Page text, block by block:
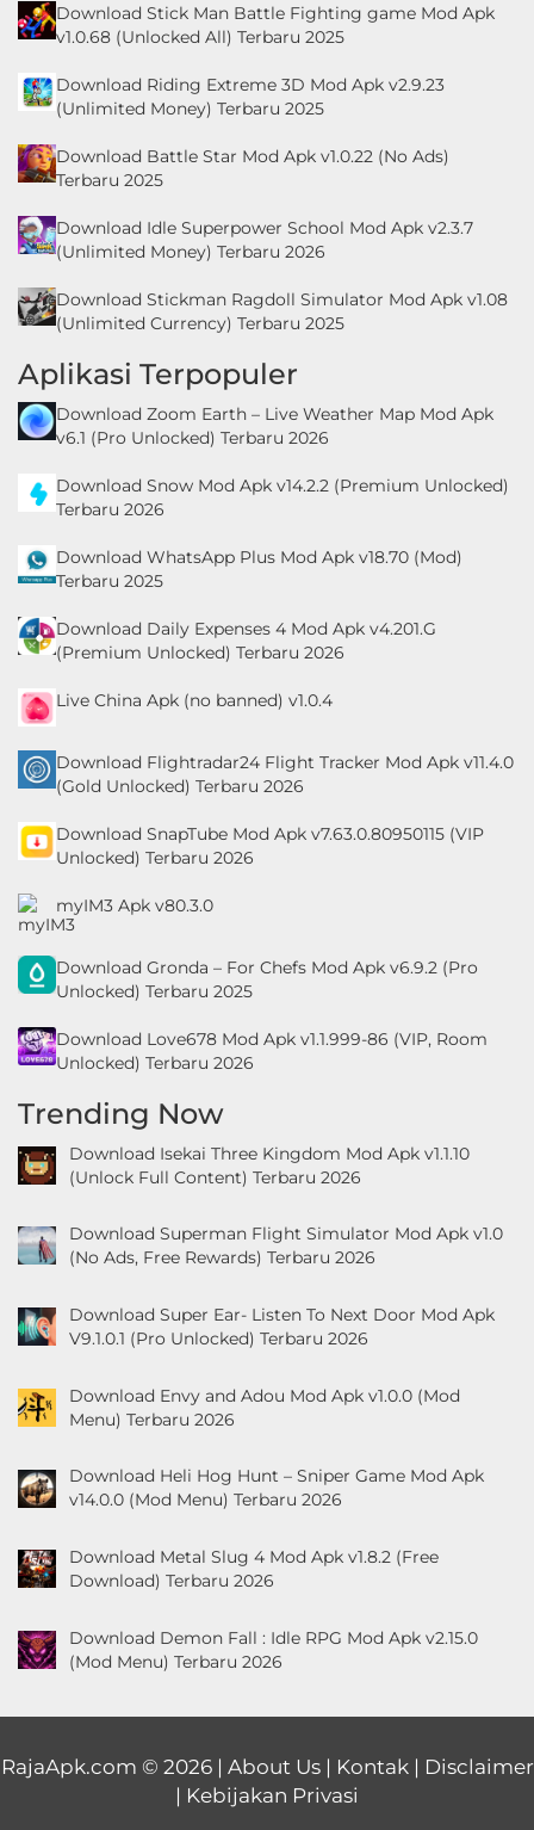
Download Stick Man Battle Fighting game Mod Apk
v1.0.68 (Unlocked All) Terbaru 2025
Download Riding Extreme 3D Mod Apk v2.9.23
(Unlimited Money) Terbaru 2025
Download Battle Star Mod Apk v1.0.22 (No Ads)
Terbaru 2025
Download Idle Superpower School Mod Apk v2.3.7
(Unlimited Money) Terbaru 2026
Download Stickman Ragdoll Simulator Mod Apk v1.08
(Unlimited Currency) Terbaru 2025
Aplikasi Terpopuler
Download Zoom Earth – Live Weather Map Mod Apk
v6.1 (Pro Unlocked) Terbaru 2026
Download Snow Mod Apk v14.2.2 (Premium Unlocked)
Terbaru 2026
Download WhatsApp Plus Mod Apk v18.70 (Mod)
Terbaru 2025
Download Daily Expenses 4 Mod Apk v4.201.G
(Premium Unlocked) Terbaru 2026
Live China Apk (no banned) v1.0.4
Download Flightradar24 Flight Tracker Mod Apk v11.4.0
(Gold Unlocked) Terbaru 2026
Download SnapTube Mod Apk v7.63.0.80950115 (VIP
Unlocked) Terbaru 2026
myIM3 Apk v80.3.0
Download Gronda – For Chefs Mod Apk v6.9.2 (Pro
Unlocked) Terbaru 2025
Download Love678 Mod Apk v1.1.999-86 (VIP, Room
Unlocked) Terbaru 2026
Trending Now
Download Isekai Three Kingdom Mod Apk v1.1.10
(Unlock Full Content) Terbaru 2026
Download Superman Flight Simulator Mod Apk v1.0
(No Ads, Free Rewards) Terbaru 2026
Download Super Ear- Listen To Next Door Mod Apk
V9.1.0.1 (Pro Unlocked) Terbaru 2026
Download Envy and Adou Mod Apk v1.0.0 (Mod
Menu) Terbaru 2026
Download Heli Hog Hunt – Sniper Game Mod Apk
v14.0.0 (Mod Menu) Terbaru 2026
Download Metal Slug 4 Mod Apk v1.8.2 (Free
Download) Terbaru 2026
Download Demon Fall : Idle RPG Mod Apk v2.15.0
(Mod Menu) Terbaru 2026
RajaApk.com © 2026 | About Us| Kontak| Disclaimer
| Kebijakan Privasi